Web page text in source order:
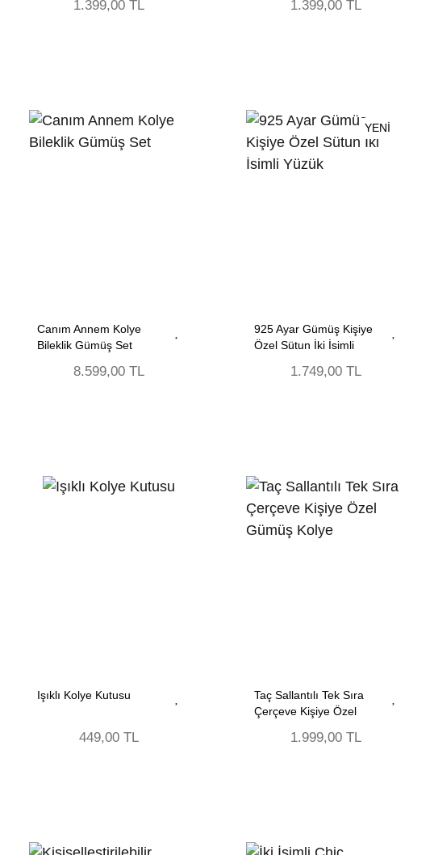
1.399,00 TL 1.399,00 TL
Canım Annem Kolye
Bileklik Gümüş Set
8.599,00 TL
YENİ
925 Ayar Gümüş Kişiye
Özel Sütun İki İsimli
1.749,00 TL
Işıklı Kolye Kutusu
449,00 TL
Taç Sallantılı Tek Sıra
Çerçeve Kişiye Özel
1.999,00 TL